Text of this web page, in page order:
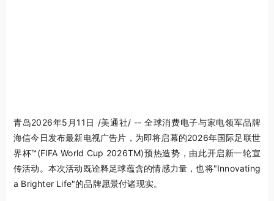
青岛2026年5月11日 /美通社/ -- 全球消费电子与家电领军品牌
海信今日发布最新电视广告片，为即将启幕的2026年国际足联世
界杯™(FIFA World Cup 2026TM)预热造势，由此开启新一轮宣
传活动。本次活动既诠释足球蕴含的情感力量，也将"Innovating
a Brighter Life"的品牌愿景付诸现实。